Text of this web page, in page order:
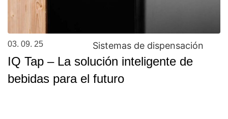
03. 09. 25 Sistemas de dispensación
IQ Tap – La solución inteligente de
bebidas para el futuro